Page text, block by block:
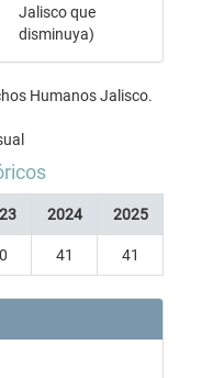
Jalisco que
disminuya)
Humanos Jalisco.
2024 2025
41 41